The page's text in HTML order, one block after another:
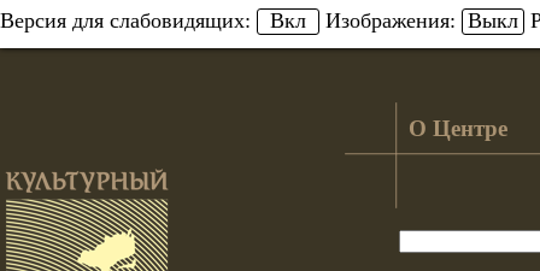
Версия для слабовидящих: Вкл Изображения: Выкл
О Центре